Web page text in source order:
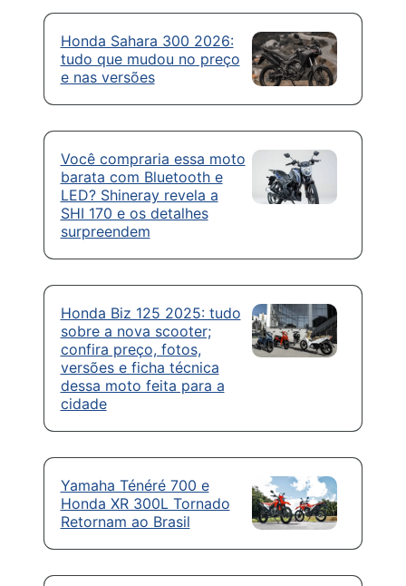
Honda Sahara 300 2026:
tudo que mudou no preço
e nas versões
Você compraria essa moto
barata com Bluetooth e
LED? Shineray revela a
SHI 170 e os detalhes
surpreendem
Honda Biz 125 2025: tudo
sobre a nova scooter;
confira preço, fotos,
versões e ficha técnica
dessa moto feita para a
cidade
Yamaha Ténéré 700 e
Honda XR 300L Tornado
Retornam ao Brasil